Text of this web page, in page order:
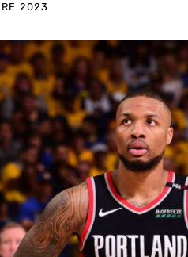
2023